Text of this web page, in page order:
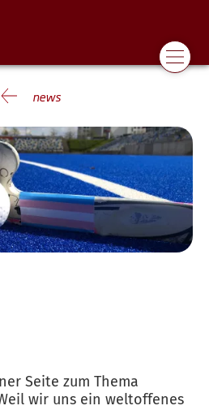
news
Seite zum Thema
wir uns ein weltoffenes